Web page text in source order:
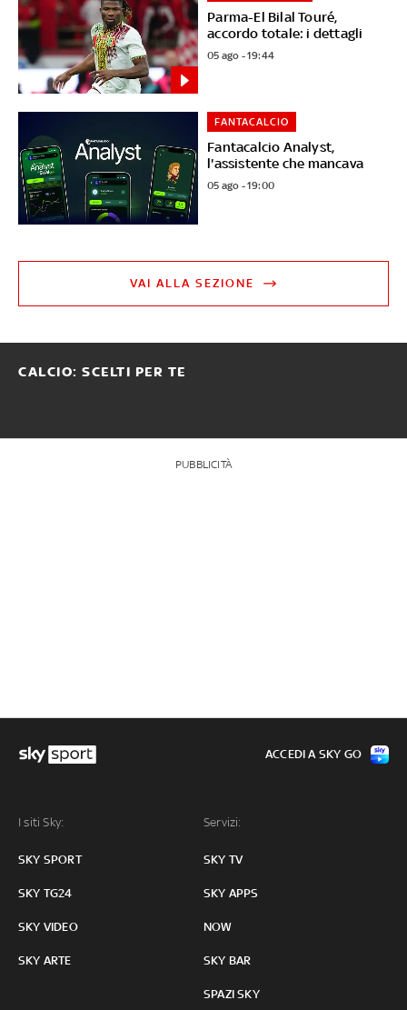
Parma-El Bilal Touré,
accordo totale: i dettagli
05 ago - 19:44
Fantacalcio Analyst,
l'assistente che mancava
FANTACALCIO
05 ago - 19:00
VAI ALLA SEZIONE
CALCIO: SCELTI PER TE
PUBBLICITÀ
I siti Sky:
SKY SPORT
SKY TG24
SKY VIDEO
SKY ARTE
Servizi:
SKY TV
SKY APPS
NOW
SKY BAR
SPAZI SKY
ACCEDI A SKY GO